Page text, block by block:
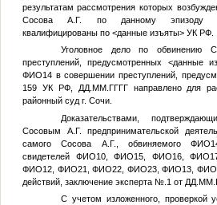
результатам рассмотрения которых
Сосова А.Г. по данному эпизоду
квалифицированы по <данные изъяты>УК РФ.
Уголовное дело по обвинению
преступлений, предусмотренных <данные
ФИО14в совершении преступлений,
159 УК РФ,
ДД.ММ.ГГГГнаправлено для
районный суд г. Сочи.
Доказательствами,
Сосовым А.Г. предпринимательской
самого Сосова А.Г., обвиняемого
свидетелей ФИО10,ФИО15 ФИО16,
ФИО12, ФИО21 ,ФИО22 ФИО23,ФИО13
действий, заключение эксперта №.1 от
С учетом изложенного, проверкой